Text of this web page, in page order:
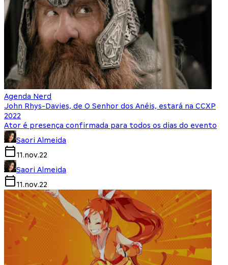
Agenda Nerd
John Rhys-Davies, de O Senhor dos Anéis, estará na CCXP
2022
Ator é presença confirmada para todos os dias do evento
Saori Almeida
11.nov.22
Saori Almeida
11.nov.22